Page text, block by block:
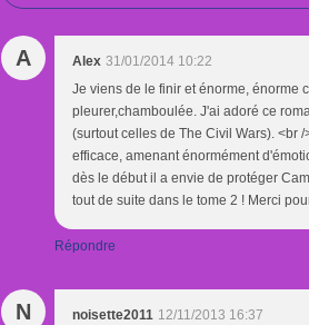
A Alex 31/01/2014 10:22
Je viens de le finir et énorme, énorme
pleurer,chamboulée. J'ai adoré ce
(surtout celles de The Civil Wars). <br
efficace, amenant énormément
dès le début il a envie de protéger
tout de suite dans le tome 2 ! Merci
Répondre
N noisette2011 12/11/2013 16:37